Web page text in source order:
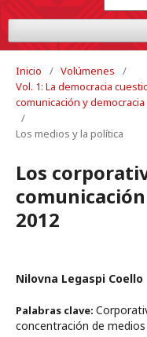
Inicio / Volúmenes
/
Vol. 1: La democracia
comunicación y democracia
/
Los medios y la política
Los
2012
Nilovna Legaspi Coello
Palabras clave:
concentración de